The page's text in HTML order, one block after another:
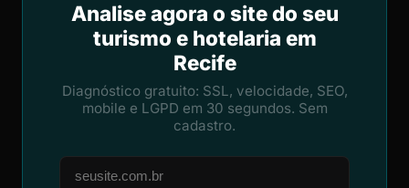
Analise agora o site do seu
turismo e hotelaria em
Recife
Diagnóstico gratuito: SSL, velocidade, SEO,
mobile e LGPD em 30 segundos. Sem
cadastro.